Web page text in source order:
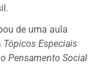
de uma aula
Tópicos Especiais
Pensamento Social